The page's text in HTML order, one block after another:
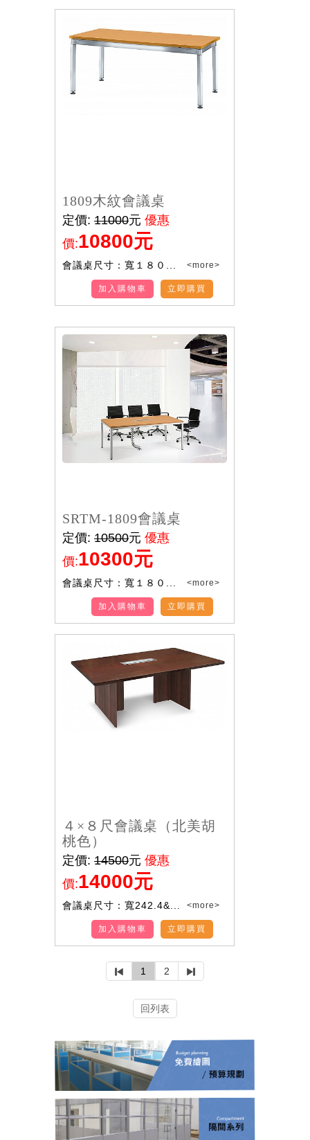
1809木紋會議桌
定價: 11000元 優惠
價:10800元
會議桌尺寸：寬１８０... <more>
立即購買
加入購物車
SRTM-1809會議桌
定價: 10500元 優惠
價:10300元
會議桌尺寸：寬１８０... <more>
立即購買
加入購物車
４×８尺會議桌（北美胡
桃色）
定價: 14500元 優惠
價:14000元
會議桌尺寸：寬242.4&... <more>
立即購買
加入購物車
1 2
回列表